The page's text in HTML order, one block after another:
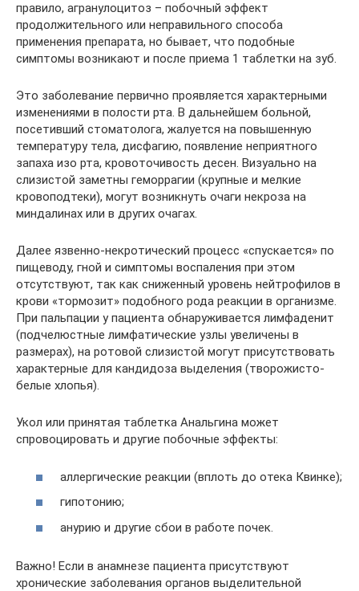
правило, агранулоцитоз – побочный эффект
продолжительного или неправильного способа
применения препарата, но бывает, что подобные
симптомы возникают и после приема 1 таблетки на зуб.
Это заболевание первично проявляется характерными
изменениями в полости рта. В дальнейшем больной,
посетивший стоматолога, жалуется на повышенную
температуру тела, дисфагию, появление неприятного
запаха изо рта, кровоточивость десен. Визуально на
слизистой заметны геморрагии (крупные и мелкие
кровоподтеки), могут возникнуть очаги некроза на
миндалинах или в других очагах.
Далее язвенно-некротический процесс «спускается» по
пищеводу, гной и симптомы воспаления при этом
отсутствуют, так как сниженный уровень нейтрофилов в
крови «тормозит» подобного рода реакции в организме.
При пальпации у пациента обнаруживается лимфаденит
(подчелюстные лимфатические узлы увеличены в
размерах), на ротовой слизистой могут присутствовать
характерные для кандидоза выделения (творожисто-
белые хлопья).
Укол или принятая таблетка Анальгина может
спровоцировать и другие побочные эффекты:
аллергические реакции (вплоть до отека Квинке);
гипотонию;
анурию и другие сбои в работе почек.
Важно! Если в анамнезе пациента присутствуют
хронические заболевания органов выделительной